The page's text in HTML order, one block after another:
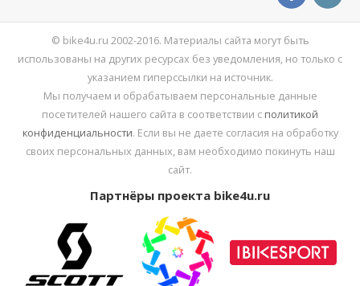
© bike4u.ru 2002-2016. Материалы сайта могут быть
использованы на других ресурсах без уведомления, но только с
указанием гиперссылки на источник.
Мы получаем и обрабатываем персональные данные
посетителей нашего сайта в соответствии с политикой
конфиденциальности. Если вы не даете согласия на обработку
своих персональных данных, вам необходимо покинуть наш
сайт.
Партнёры проекта bike4u.ru